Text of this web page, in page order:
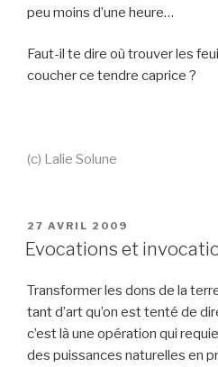
peu moins d’une heure…
Faut-il te dire où trouver les
coucher ce tendre caprice ?
(c) Lalie Solune
PUBLIÉ
LE
27 AVRIL 2009
Evocations et
Transformer les dons de la
tant d’art qu’on est tenté de
c’est là une opération qui
des puissances naturelles en